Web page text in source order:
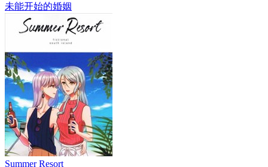
未能开始的婚姻
Summer Resort